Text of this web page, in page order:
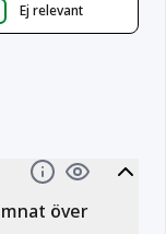
Ej relevant
över